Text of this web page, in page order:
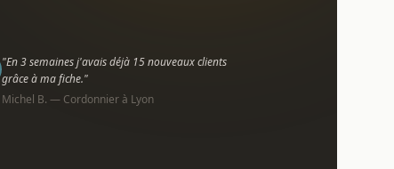
"En 3 semaines j'avais déjà 15 nouveaux clients
grâce à ma fiche."
Michel B. — Cordonnier à Lyon